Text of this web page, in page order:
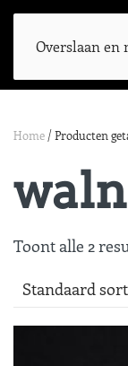
Overslaan en
Home / Producten
Toont alle 2